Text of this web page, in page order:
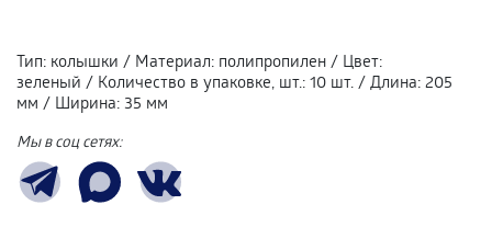
Тип: колышки / Материал: полипропилен / Цвет:
зеленый / Количество в упаковке, шт.: 10 шт. / Длина: 205
мм / Ширина: 35 мм
Мы в соц сетях: